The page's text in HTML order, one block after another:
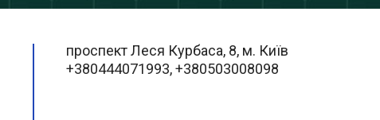
проспект Леся Курбаса, 8, м. Київ
+380444071993, +380503008098